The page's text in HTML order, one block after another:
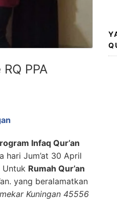
PPA
Infaq Qur’an
hari Jum’at 30 April
Untuk Rumah Qur’an
yang beralamatkan
Kuningan 45556